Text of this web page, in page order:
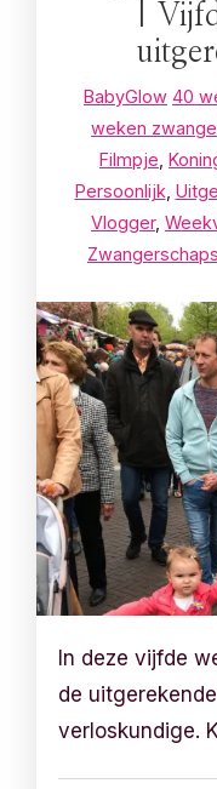
|
BabyGlow 40
weken
Filmpje
Persoonlijk
Vlogger,
In deze vijfde
de
verloskundige.